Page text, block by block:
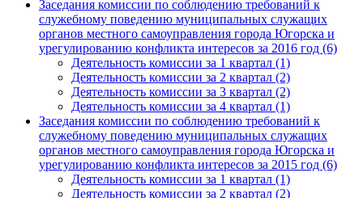
Заседания комиссии по соблюдению требований к
служебному поведению муниципальных служащих
органов местного самоуправления города Югорска и
урегулированию конфликта интересов за 2016 год (6)
Деятельность комиссии за 1 квартал (1)
Деятельность комиссии за 2 квартал (2)
Деятельность комиссии за 3 квартал (2)
Деятельность комиссии за 4 квартал (1)
Заседания комиссии по соблюдению требований к
служебному поведению муниципальных служащих
органов местного самоуправления города Югорска и
урегулированию конфликта интересов за 2015 год (6)
Деятельность комиссии за 1 квартал (1)
Деятельность комиссии за 2 квартал (2)